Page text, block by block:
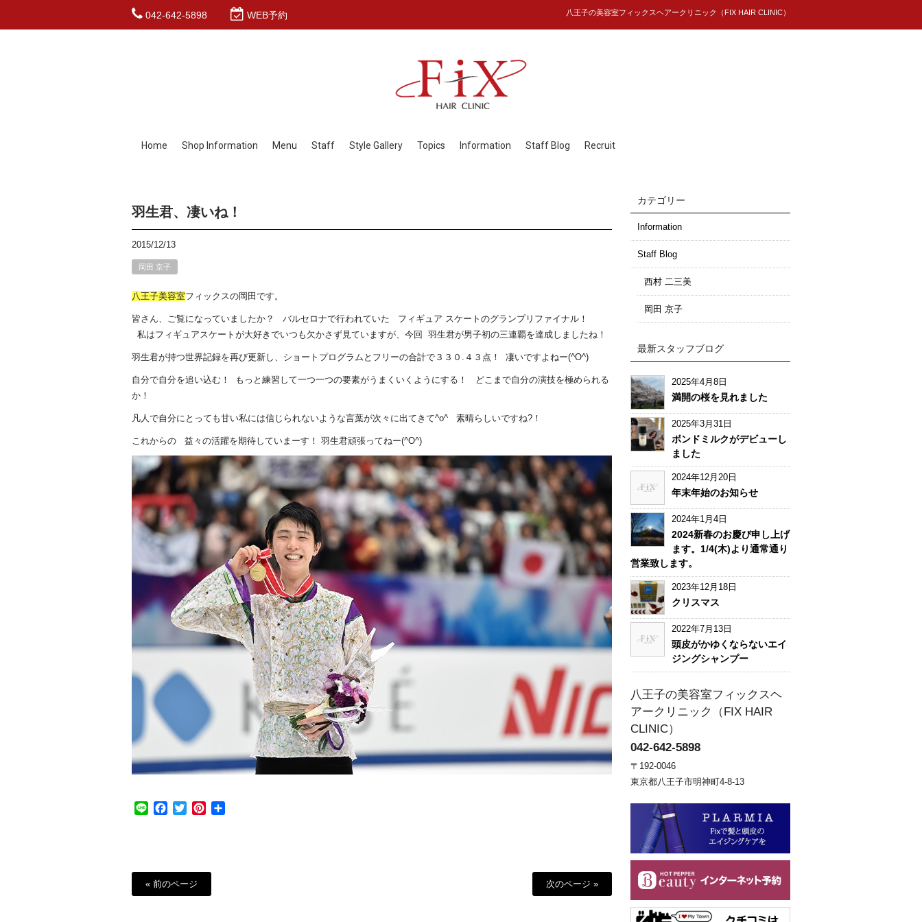
042-642-5898 WEB予約 八王子の美容室フィックスヘアークリニック（FIX HAIR CLINIC）
Home Shop Information Menu Staff Style Gallery Topics Information Staff Blog Recruit
羽生君、凄いね！
2015/12/13
岡田 京子
八王子美容室フィックスの岡田です。
皆さん、ご覧になっていましたか？ バルセロナで行われていた フィギュア スケートのグランプリファイナル！
私はフィギュアスケートが大好きでいつも欠かさず見ていますが、今回 羽生君が男子初の三連覇を達成しましたね！
羽生君が持つ世界記録を再び更新し、ショートプログラムとフリーの合計で３３０.４３点！ 凄いですよねー(^O^)
自分で自分を追い込む！ もっと練習して一つ一つの要素がうまくいくようにする！ どこまで自分の演技を極められる
か！
凡人で自分にとっても甘い私には信じられないような言葉が次々に出てきて^o^ 素晴らしいですね?！
これからの 益々の活躍を期待していまーす！ 羽生君頑張ってねー(^O^)
Line Facebook
TwitterPinterest
« 前のページ 次のページ »
カテゴリー
Information
Staff Blog
西村 二三美
岡田 京子
最新スタッフブログ
2025年4月8日
満開の桜を見れました
2025年3月31日
ボンドミルクがデビューし
ました
2024年12月20日
年末年始のお知らせ
2024年1月4日
2024新春のお慶び申し上げ
ます。1/4(木)より通常通り
営業致します。
2023年12月18日
クリスマス
2022年7月13日
頭皮がかゆくならないエイ
ジングシャンプー
八王子の美容室フィックスヘ
アークリニック（FIX HAIR
CLINIC）
042-642-5898
〒192-0046
東京都八王子市明神町4-8-13